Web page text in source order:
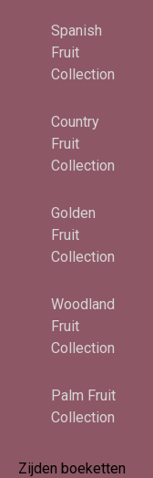
Spanish
Fruit
Collection
Country
Fruit
Collection
Golden
Fruit
Collection
Woodland
Fruit
Collection
Palm Fruit
Collection
Zijden boeketten